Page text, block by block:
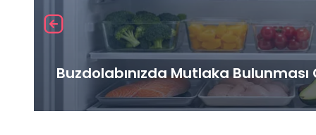
Buzdolabınızda Mutlaka Bulunması